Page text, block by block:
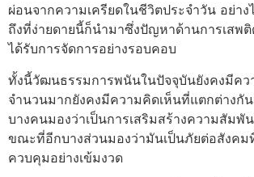
ผ่อนจากความเครียดในชีวิตประจำวัน อย่าง
ถึงที่ง่ายดายนี้ก็นำมาซึ่งปัญหาด้านการเสพ
ได้รับการจัดการอย่างรอบคอบ
ทั้งนี้วัฒนธรรมการพนันในปัจจุบันยังคงมีค
จำนวนมากยังคงมีความคิดเห็นที่แตกต่างกั
บางคนมองว่าเป็นการเสริมสร้างความสัม
ขณะที่อีกบางส่วนมองว่ามันเป็นภัยต่อสังคม
ควบคุมอย่างเข้มงวด